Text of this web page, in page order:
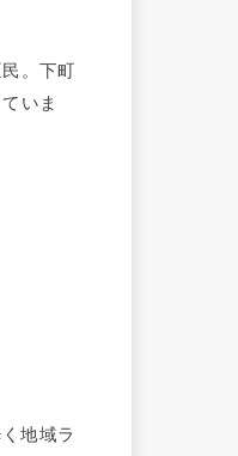
。下町
いま
地域ラ